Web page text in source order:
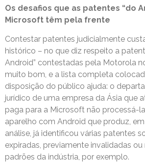
Os desafios que as patentes “do
Microsoft têm pela frente
Contestar patentes judicialmente
histórico – no que diz respeito a
Android” contestadas pela Motorola
muito bom, e a lista completa
disposição do público ajuda: o
jurídico de uma empresa da Ásia que
paga para a Microsoft não processá-
aparelho com Android que produz,
análise, já identificou várias patentes
expiradas, previamente invalidadas ou
padrões da indústria, por exemplo.